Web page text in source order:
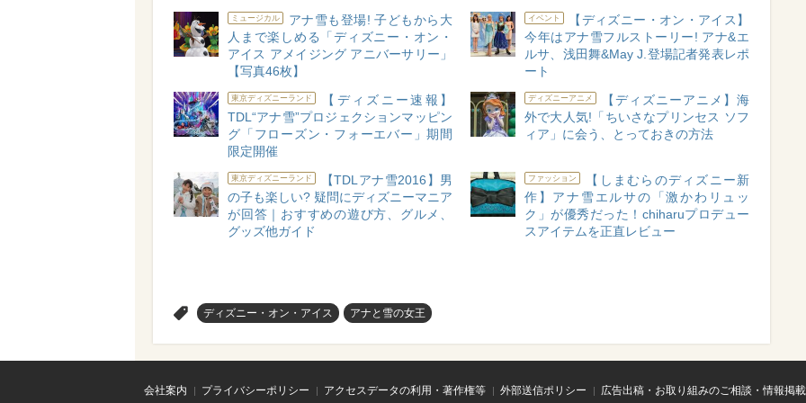
ミュージカル
アナ雪も登場! 子どもから大
人まで楽しめる「ディズニー・オン・
アイス アメイジング アニバーサリー」
【写真46枚】
イベント
【ディズニー・オン・アイス】
今年はアナ雪フルストーリー! アナ&エ
ルサ、浅田舞&May J.登場記者発表レポ
ート
東京ディズニーランド
【ディズニー速報】
TDL“アナ雪”プロジェクションマッピン
グ「フローズン・フォーエバー」期間
限定開催
ディズニーアニメ
【ディズニーアニメ】海
外で大人気!「ちいさなプリンセス ソフ
ィア」に会う、とっておきの方法
東京ディズニーランド
【TDLアナ雪2016】男
の子も楽しい? 疑問にディズニーマニア
が回答｜おすすめの遊び方、グルメ、
グッズ他ガイド
ファッション
【しまむらのディズニー新
作】アナ雪エルサの「激かわリュッ
ク」が優秀だった！chiharuプロデュー
スアイテムを正直レビュー
ディズニー・オン・アイス アナと雪の女王
会社案内 プライバシーポリシー アクセスデータの利用・著作権等 外部送信ポリシー 広告出稿・お取り組みのご相談・情報掲